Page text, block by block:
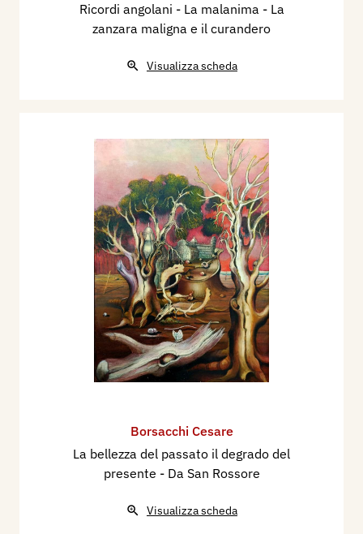
Ricordi angolani - La malanima - La
zanzara maligna e il curandero
Visualizza scheda
Borsacchi Cesare
La bellezza del passato il degrado del
presente - Da San Rossore
Visualizza scheda